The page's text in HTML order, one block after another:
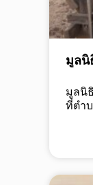
มูลนิ
มูลนิ
ที่ตำ